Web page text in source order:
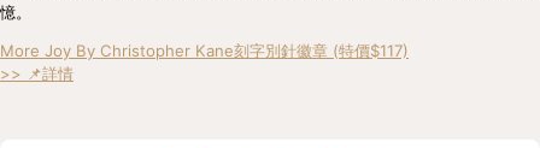
憶。
More Joy By Christopher Kane刻字別針徽章 (特價$117)
>> 📌詳情